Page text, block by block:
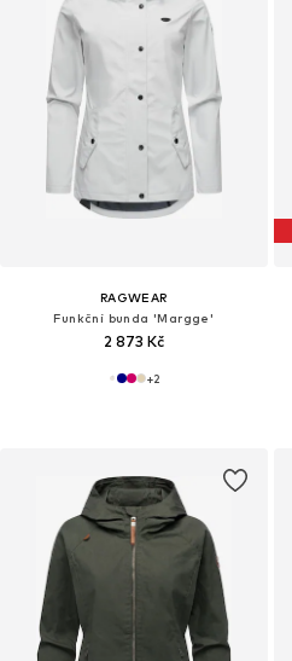
RAGWEAR
Funkční bunda 'Margge'
2 873 Kč
+2